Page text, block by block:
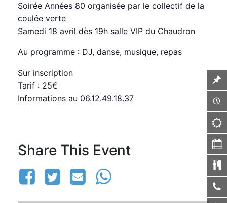
Soirée Années 80 organisée par le collectif de la
coulée verte
Samedi 18 avril dès 19h salle VIP du Chaudron
Au programme : DJ, danse, musique, repas
Sur inscription
Tarif : 25€
Informations au 06.12.49.18.37
Share This Event